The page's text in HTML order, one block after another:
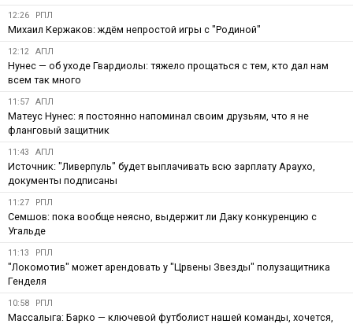
12:26 РПЛ
Михаил Кержаков: ждём непростой игры с "Родиной"
12:12 АПЛ
Нунес — об уходе Гвардиолы: тяжело прощаться с тем, кто дал нам
всем так много
11:57 АПЛ
Матеус Нунес: я постоянно напоминал своим друзьям, что я не
фланговый защитник
11:43 АПЛ
Источник: "Ливерпуль" будет выплачивать всю зарплату Араухо,
документы подписаны
11:27 РПЛ
Семшов: пока вообще неясно, выдержит ли Даку конкуренцию с
Угальде
11:13 РПЛ
"Локомотив" может арендовать у "Црвены Звезды" полузащитника
Генделя
10:58 РПЛ
Массалыга: Барко — ключевой футболист нашей команды, хочется,